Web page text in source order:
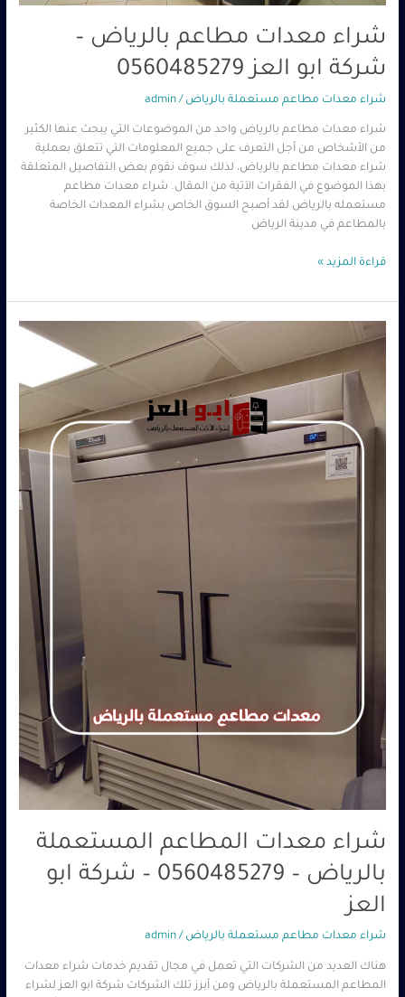
شراء معدات مطاعم بالرياض –
شركة ابو العز 0560485279
شراء معدات مطاعم مستعملة بالرياض /
admin
شراء معدات مطاعم بالرياض واحد من الموضوعات التي يبحث عنها الكثير
من الأشخاص من أجل التعرف على جميع المعلومات التي تتعلق بعملية
شراء معدات مطاعم بالرياض، لذلك سوف نقوم بعض التفاصيل المتعلقة
بهذا الموضوع في الفقرات الآتية من المقال. شراء معدات مطاعم
مستعمله بالرياض لقد أصبح السوق الخاص بشراء المعدات الخاصة
بالمطاعم في مدينة الرياض
قراءة المزيد »
شراء معدات المطاعم المستعملة
بالرياض – 0560485279 – شركة ابو
العز
شراء معدات مطاعم مستعملة بالرياض /
admin
هناك العديد من الشركات التي تعمل في مجال تقديم خدمات شراء معدات
المطاعم المستعملة بالرياض ومن أبرز تلك الشركات شركة ابو العز لشراء
شراء
معدات
المستعملة
بالرياض
0560485279